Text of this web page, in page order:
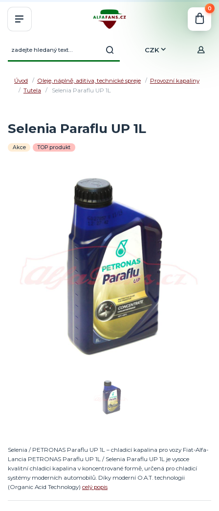
CZK
0
Úvod Oleje, náplně, aditiva, technické spreje
Provozní kapaliny
Tutela
Selenia Paraflu UP 1L
Selenia Paraflu UP 1L
Akce TOP produkt
Selenia / PETRONAS Paraflu UP 1L – chladicí kapalina pro vozy Fiat-Alfa-
Lancia PETRONAS Paraflu UP 1L / Selenia Paraflu UP 1L je vysoce
kvalitní chladicí kapalina v koncentrované formě, určená pro chladicí
systémy moderních automobilů. Díky moderní O.A.T. technologii
(Organic Acid Technology) celý popis